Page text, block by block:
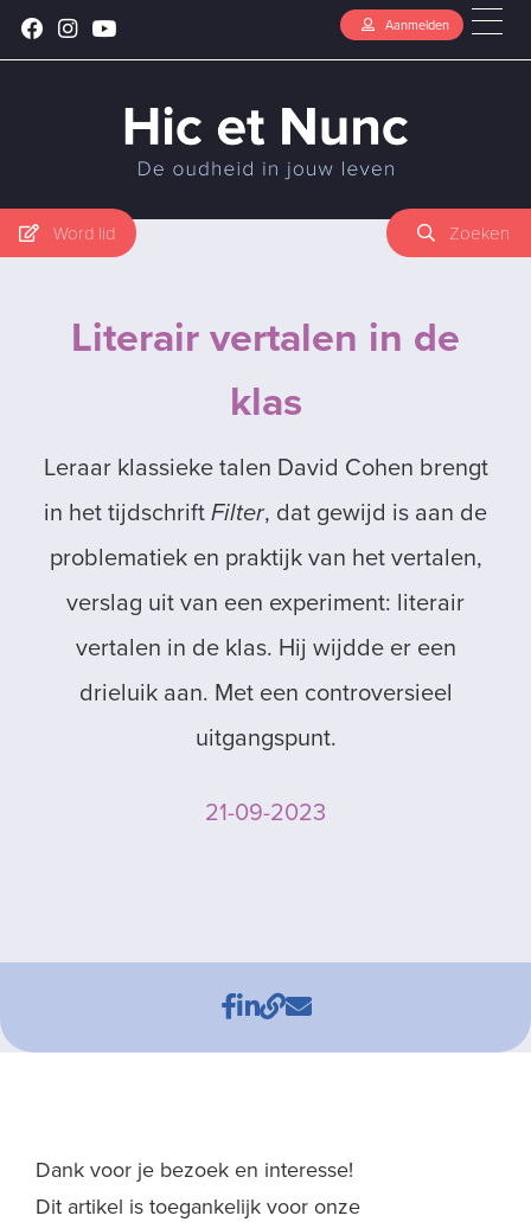
Aanmelden
Word lid Zoeken
Literair vertalen in de
klas
Leraar klassieke talen David Cohen brengt
in het tijdschriftFilter, dat gewijd is aan de
problematiek en praktijk van het vertalen,
verslag uit van een experiment: literair
vertalen in de klas. Hij wijdde er een
drieluik aan. Met een controversieel
uitgangspunt.
21-09-2023
Dank voor je bezoek en interesse!
Dit artikel is toegankelijk voor onze